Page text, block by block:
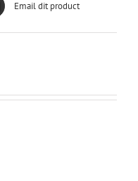
Email dit product